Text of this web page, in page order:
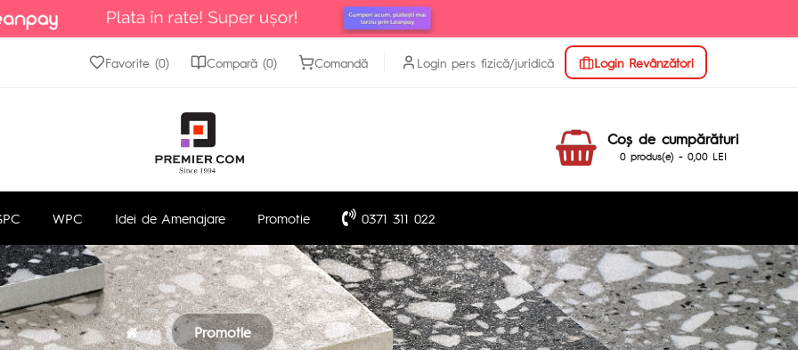
Login Revânzători
Login pers fizică/juridică
Favorite (0) Compară (0) Comandă
Coş de cumpărături
0 produs(e) - 0,00 LEI
WPC Idei de Amenajare Promotie 0371 311 022
Promotie